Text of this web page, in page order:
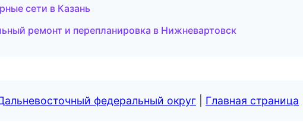
сети в Казань
ремонт и перепланировка в Нижневартовск
федеральный округ Главная страница